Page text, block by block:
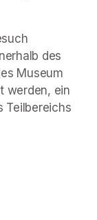
des
Museum
werden, ein
Teilbereichs